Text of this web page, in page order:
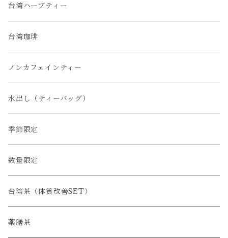
緑茶
普洱茶
白茶
台湾ハーブティー
台湾珈琲
ノンカフェインティー
水出し（ティーバッグ）
季節限定
数量限定
台湾茶（体質改善SET）
薬膳茶